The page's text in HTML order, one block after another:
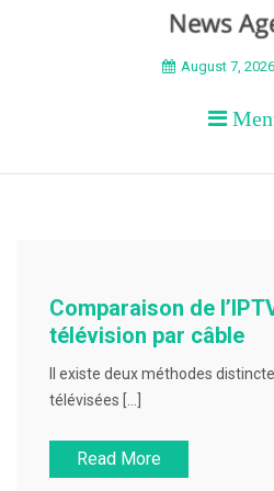
BEYOND
August 7,
Comparaison de
télévision par câble
Il existe deux méthodes
télévisées […]
Read More